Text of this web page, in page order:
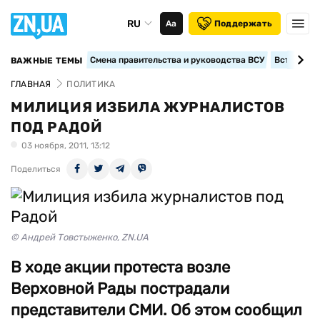
RU Аа Поддержать
ВАЖНЫЕ ТЕМЫ Смена правительства и руководства ВСУ
ГЛАВНАЯ ПОЛИТИКА
МИЛИЦИЯ ИЗБИЛА ЖУРНАЛИСТОВ
ПОД РАДОЙ
03 ноября, 2011, 13:12
Поделиться
© Андрей Товстыженко, ZN.UA
В ходе акции протеста возле
Верховной Рады пострадали
представители СМИ. Об этом сообщил